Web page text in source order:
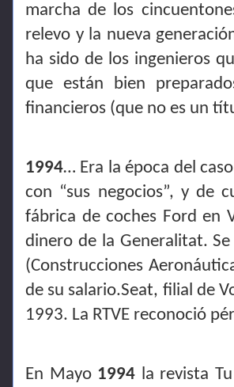
marcha de los
relevo y la nueva
ha sido de los ingenieros
que están bien
financieros (que no es un
1994… Era la época del
con “sus negocios”, y de
fábrica de coches Ford en
dinero de la Generalitat.
(Construcciones
de su salario.Seat, filial de
1993. La RTVE reconoció
En Mayo 1994 la revista